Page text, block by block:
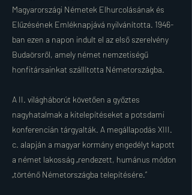
Magyarországi Németek Elhurcolásának és
Elűzésének Emléknapjává nyilvánította. 1946-
ban ezen a napon indult el az első szerelvény
Budaörsről, amely német nemzetiségű
honfitársainkat szállította Németországba.
A II. világháborút követően a győztes
nagyhatalmak a kitelepítéseket a potsdami
konferencián tárgyalták. A megállapodás XIII.
c. alapján a magyar kormány engedélyt kapott
a német lakosság „rendezett, humánus módon
„történő Németországba telepítésére.”